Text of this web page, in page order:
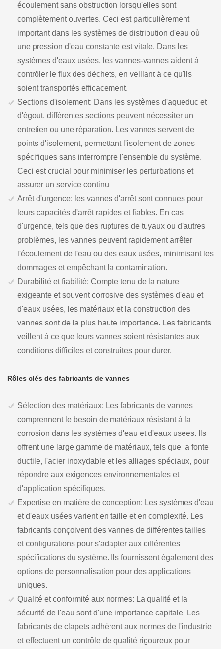
écoulement sans obstruction lorsqu'elles sont
complètement ouvertes. Ceci est particulièrement
important dans les systèmes de distribution d'eau où
une pression d'eau constante est vitale. Dans les
systèmes d'eaux usées, les vannes-vannes aident à
contrôler le flux des déchets, en veillant à ce qu'ils
soient transportés efficacement.
Sections d'isolement: Dans les systèmes d'aqueduc et
d'égout, différentes sections peuvent nécessiter un
entretien ou une réparation. Les vannes servent de
points d'isolement, permettant l'isolement de zones
spécifiques sans interrompre l'ensemble du système.
Ceci est crucial pour minimiser les perturbations et
assurer un service continu.
Arrêt d'urgence: les vannes d'arrêt sont connues pour
leurs capacités d'arrêt rapides et fiables. En cas
d'urgence, tels que des ruptures de tuyaux ou d'autres
problèmes, les vannes peuvent rapidement arrêter
l'écoulement de l'eau ou des eaux usées, minimisant les
dommages et empêchant la contamination.
Durabilité et fiabilité: Compte tenu de la nature
exigeante et souvent corrosive des systèmes d'eau et
d'eaux usées, les matériaux et la construction des
vannes sont de la plus haute importance. Les fabricants
veillent à ce que leurs vannes soient résistantes aux
conditions difficiles et construites pour durer.
Rôles clés des fabricants de vannes
Sélection des matériaux: Les fabricants de vannes
comprennent le besoin de matériaux résistant à la
corrosion dans les systèmes d'eau et d'eaux usées. Ils
offrent une large gamme de matériaux, tels que la fonte
ductile, l'acier inoxydable et les alliages spéciaux, pour
répondre aux exigences environnementales et
d'application spécifiques.
Expertise en matière de conception: Les systèmes d'eau
et d'eaux usées varient en taille et en complexité. Les
fabricants conçoivent des vannes de différentes tailles
et configurations pour s'adapter aux différentes
spécifications du système. Ils fournissent également des
options de personnalisation pour des applications
uniques.
Qualité et conformité aux normes: La qualité et la
sécurité de l'eau sont d'une importance capitale. Les
fabricants de clapets adhèrent aux normes de l'industrie
et effectuent un contrôle de qualité rigoureux pour